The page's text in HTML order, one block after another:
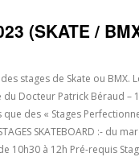
(SKATE /
stages de Skate ou BMX.
Docteur Patrick Béraud –
des « Stages
SKATEBOARD :- du
10h30 à 12h Pré-requis